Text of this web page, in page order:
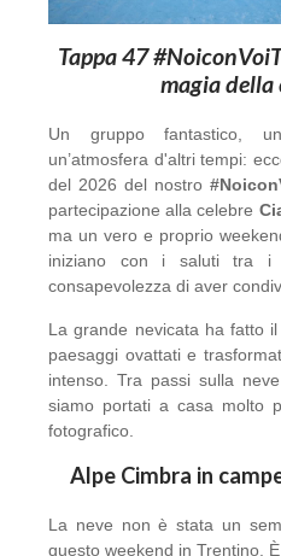
Tappa 47
magia
Un gruppo fantastico,
un’atmosfera d'altri tempi:
del 2026 del nostro
partecipazione alla celebre
ma un vero e proprio
iniziano con i saluti tra i
consapevolezza di aver
La grande nevicata ha fatto
paesaggi ovattati e
intenso. Tra passi sulla
siamo portati a casa molto
fotografico.
Alpe Cimbra in
La neve non è stata un
questo weekend in Trentino.